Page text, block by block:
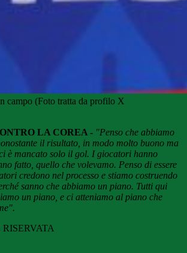
campo (Foto tratta da profilo X
LA COREA - "Penso che abbiamo
il risultato, in modo molto buono ma
è mancato solo il gol. I giocatori hanno
fatto, quello che volevamo. Penso di essere
credono nel processo e stiamo costruendo
sanno che abbiamo un piano. Tutti qui
un piano, e ci atteniamo al piano che